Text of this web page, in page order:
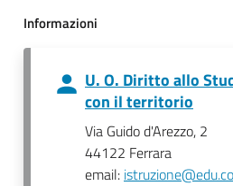
Informazioni
U. O. Diritto allo
con il territorio
Via Guido d'Arezzo, 2
44122 Ferrara
email: